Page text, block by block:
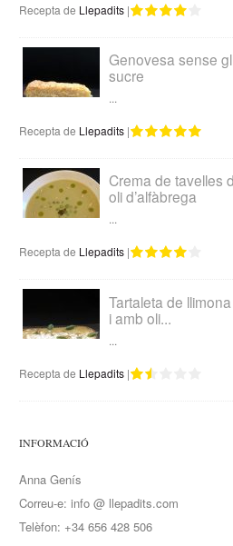
Recepta de Llepadits |
Genovesa sense
sucre
...
Recepta de Llepadits |
Crema de tavelles
oli d’alfàbrega
...
Recepta de Llepadits |
Tartaleta de
i amb oli...
...
Recepta de Llepadits |
INFORMACIÓ
Anna Genís
Correu-e: info @ llepadits.com
Telèfon: +34 656 428 506